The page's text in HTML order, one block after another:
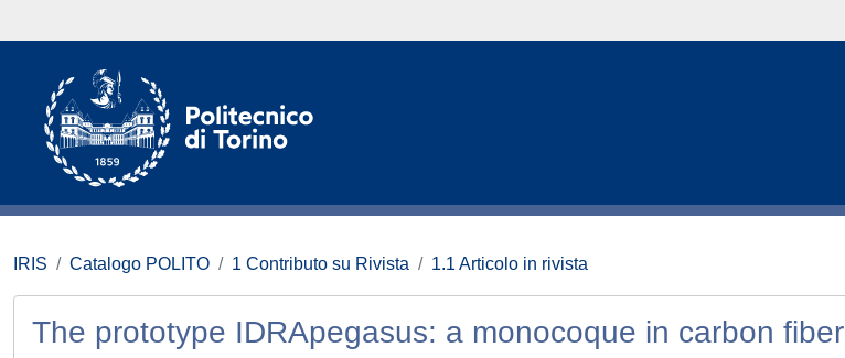
IRIS Catalogo POLITO 1 Contributo su Rivista 1.1 Articolo in rivista
The prototype IDRApegasus: a monocoque in carbon fiber